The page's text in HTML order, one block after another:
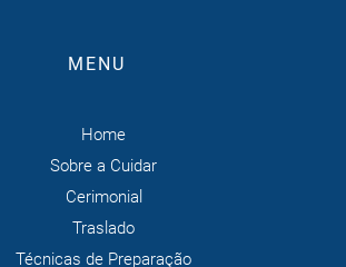
MENU
Home
Sobre a Cuidar
Cerimonial
Traslado
Técnicas de Preparação